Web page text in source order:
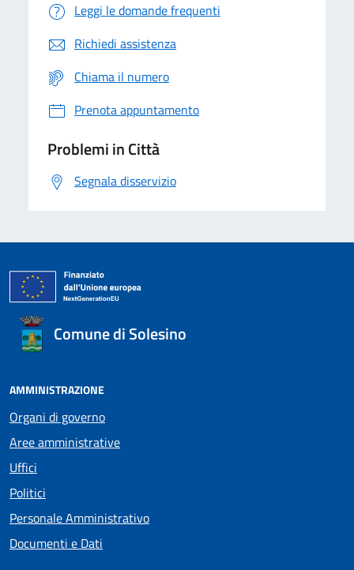
Leggi le domande frequenti
Richiedi assistenza
Chiama il numero
Prenota appuntamento
Problemi in Città
Segnala disservizio
Comune di Solesino
AMMINISTRAZIONE
Organi di governo
Aree amministrative
Uffici
Politici
Personale Amministrativo
Documenti e Dati